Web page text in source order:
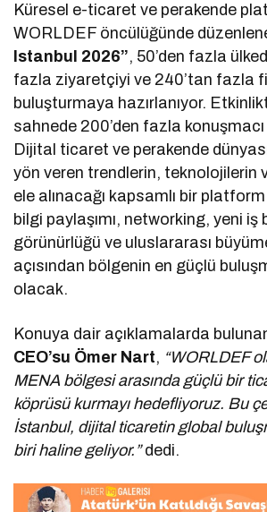
Küresel e-ticaret ve perakende
WORLDEF öncülüğünde
Istanbul 2026”, 50’den fazla
fazla ziyaretçiyi ve 240’tan fazla
buluşturmaya hazırlanıyor.
sahnede 200’den fazla
Dijital ticaret ve perakende
yön veren trendlerin, teknolojilerin
ele alınacağı kapsamlı bir
bilgi paylaşımı, networking, yeni iş
görünürlüğü ve uluslararası
açısından bölgenin en güçlü
olacak.
Konuya dair açıklamalarda
CEO’su Ömer Nart, “WORLDEF
MENA bölgesi arasında güçlü bir
köprüsü kurmayı hedefliyoruz. Bu
İstanbul, dijital ticaretin global
biri haline geliyor.”dedi.